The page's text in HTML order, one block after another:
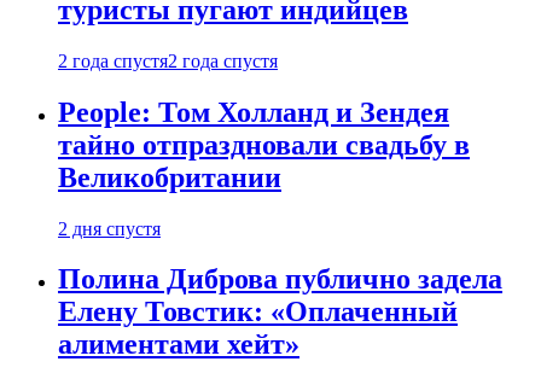
туристы пугают индийцев
2 года спустя2 года спустя
People: Том Холланд и Зендея
тайно отпраздновали свадьбу в
Великобритании
2 дня спустя
Полина Диброва публично задела
Елену Товстик: «Оплаченный
алиментами хейт»